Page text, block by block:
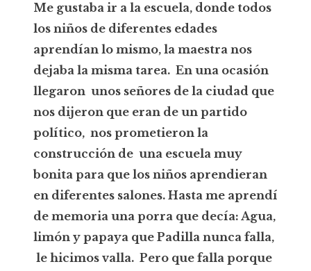
Me gustaba ir a la escuela, donde todos
los niños de diferentes edades
aprendían lo mismo, la maestra nos
dejaba la misma tarea. En una ocasión
llegaron unos señores de la ciudad que
nos dijeron que eran de un partido
político, nos prometieron la
construcción de una escuela muy
bonita para que los niños aprendieran
en diferentes salones. Hasta me aprendí
de memoria una porra que decía: Agua,
limón y papaya que Padilla nunca falla,
le hicimos valla. Pero que falla porque